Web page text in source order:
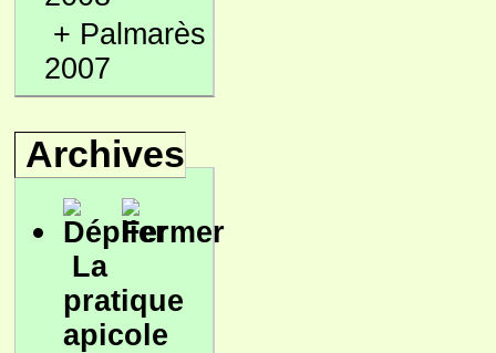
+ Palmarès
2007
Archives
La
pratique
apicole